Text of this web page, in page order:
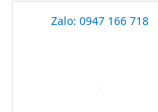
Zalo: 0947 166 718